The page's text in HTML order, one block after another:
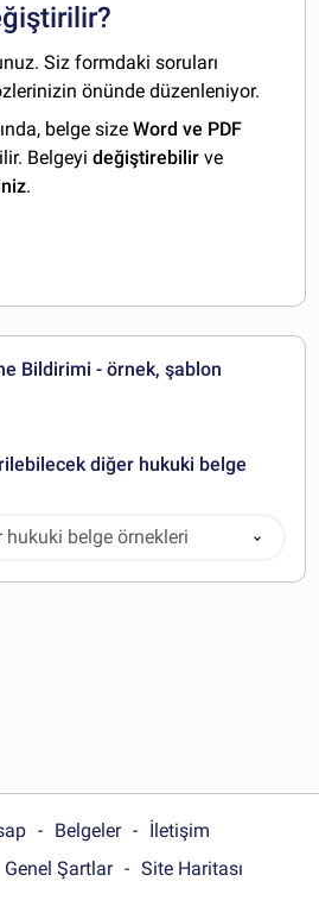
Siz formdaki soruları
önünde düzenleniyor.
belge sizeWord ve PDF
Belgeyideğiştirebilir ve
.
Bildirimi - örnek, şablon
diğer hukuki belge
belge örnekleri
Belgeler
İletişim
Genel Şartlar Site Haritası